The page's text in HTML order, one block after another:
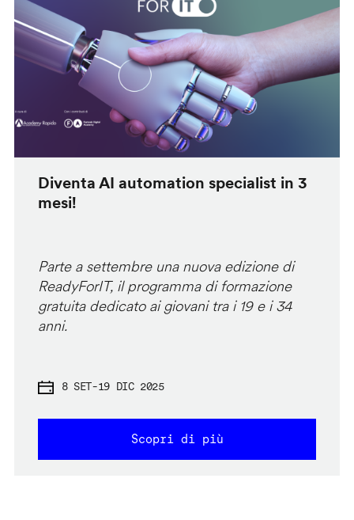
Diventa AI automation specialist in 3
mesi!
Parte a settembre una nuova edizione di
ReadyForIT, il programma di formazione
gratuita dedicato ai giovani tra i 19 e i 34
anni.
8 SET-19 DIC 2025
Scopri di più